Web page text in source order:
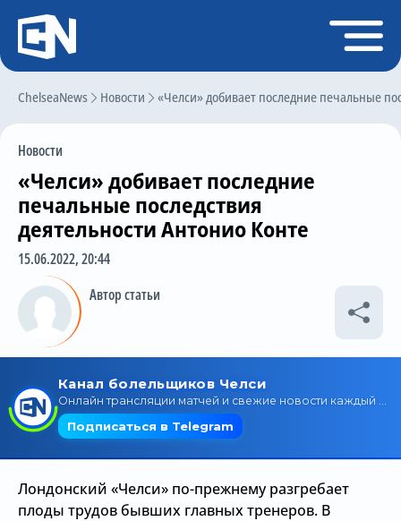
ChelseaNews Новости «Челси» добивает последние печальные
Новости
«Челси» добивает последние
печальные последствия
деятельности Антонио Конте
15.06.2022, 20:44
Автор статьи
Лондонский «Челси» по-прежнему разгребает
плоды трудов бывших главных тренеров. В
Регистрация
Главная
Трансферы
Слухи
История Челси
Статистика
Календарь игр
Поиск по сайту
Трансляции
О сайте